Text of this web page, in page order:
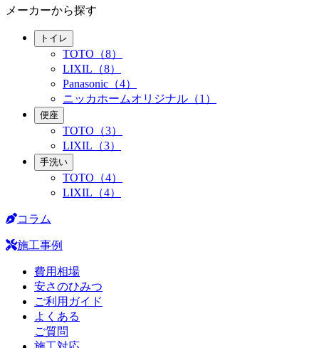
メーカーから探す
トイレ
TOTO（8）
LIXIL（8）
Panasonic（4）
ニッカホームオリジナル（1）
便座
TOTO（3）
LIXIL（3）
手洗い
TOTO（4）
LIXIL（4）
コラム
施工事例
費用相場
安さのひみつ
ご利用ガイド
よくある
ご質問